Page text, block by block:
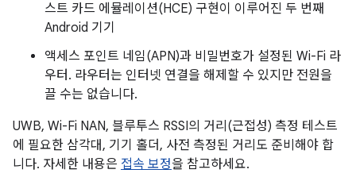
스트 카드 에뮬레이션(HCE) 구현이 이루어진 두 번째
Android 기기
액세스 포인트 네임(APN)과 비밀번호가 설정된 Wi-Fi 라
우터. 라우터는 인터넷 연결을 해제할 수 있지만 전원을
끌 수는 없습니다.
UWB, Wi-Fi NAN, 블루투스 RSSI의 거리(근접성) 측정 테스트
에 필요한 삼각대, 기기 홀더, 사전 측정된 거리도 준비해야 합
니다. 자세한 내용은 접속 보정을 참고하세요.